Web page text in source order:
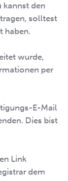
kannst den
solltest
haben.
wurde,
per
E-Mail
Dies bist
Link
dem